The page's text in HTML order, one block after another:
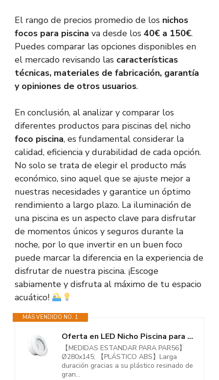
El rango de precios promedio de los nichos
focos para piscina va desde los 40€ a 150€.
Puedes comparar las opciones disponibles en
el mercado revisando las características
técnicas, materiales de fabricación, garantía
y opiniones de otros usuarios.
En conclusión, al analizar y comparar los
diferentes productos para piscinas del nicho
foco piscina, es fundamental considerar la
calidad, eficiencia y durabilidad de cada opción.
No solo se trata de elegir el producto más
económico, sino aquel que se ajuste mejor a
nuestras necesidades y garantice un óptimo
rendimiento a largo plazo. La iluminación de
una piscina es un aspecto clave para disfrutar
de momentos únicos y seguros durante la
noche, por lo que invertir en un buen foco
puede marcar la diferencia en la experiencia de
disfrutar de nuestra piscina. ¡Escoge
sabiamente y disfruta al máximo de tu espacio
acuático!
MÁS VENDIDO NO. 1
Oferta en LED Nicho Piscina para Bombilla PAR56 - Incluye Embellecedor,...
【MEDIDAS ESTANDAR PARA PAR56】
Ø280x145; 【PLÁSTICO ABS】Larga
duración gracias a su plástico resinado de
gran...